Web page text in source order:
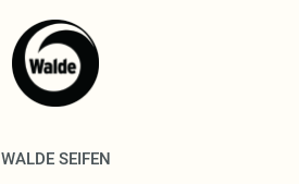
WALDE SEIFEN